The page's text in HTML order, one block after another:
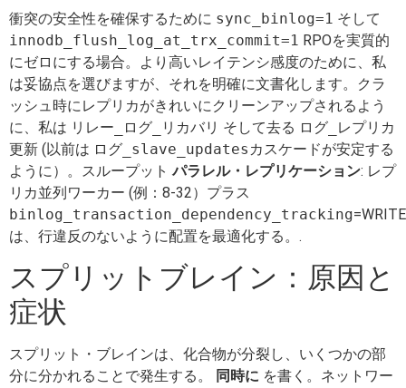
衝突の安全性を確保するために sync_binlog=1 そして
innodb_flush_log_at_trx_commit=1 RPOを実質的
にゼロにする場合。より高いレイテンシ感度のために、私
は妥協点を選びますが、それを明確に文書化します。クラ
ッシュ時にレプリカがきれいにクリーンアップされるよう
に、私は リレー_ログ_リカバリ そして去る ログ_レプリカ
更新 (以前は ログ_slave_updates カスケードが安定する
ように）。スループットパラレル・レプリケーション: レプ
リカ並列ワーカー (例：8-32）プラス
binlog_transaction_dependency_tracking
は、行違反のないように配置を最適化する。.
スプリットブレイン：原因と
症状
スプリット・ブレインは、化合物が分裂し、いくつかの部
分に分かれることで発生する。
同時に を書く。ネットワー